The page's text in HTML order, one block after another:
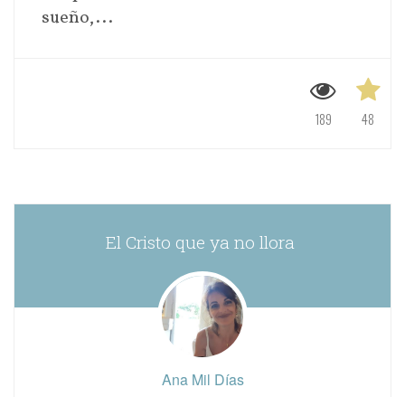
sueño,...
48
189
El Cristo que ya no llora
Ana Mil Días